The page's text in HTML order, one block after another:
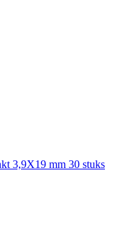
3,9X19 mm 30 stuks